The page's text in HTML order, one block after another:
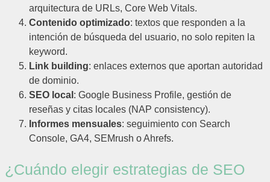
arquitectura de URLs, Core Web Vitals.
Contenido optimizado: textos que responden a la
intención de búsqueda del usuario, no solo repiten la
keyword.
Link building: enlaces externos que aportan autoridad
de dominio.
SEO local : Google Business Profile, gestión de
reseñas y citas locales (NAP consistency).
Informes mensuales: seguimiento con Search
Console, GA4, SEMrush o Ahrefs.
¿Cuándo elegir estrategias de SEO